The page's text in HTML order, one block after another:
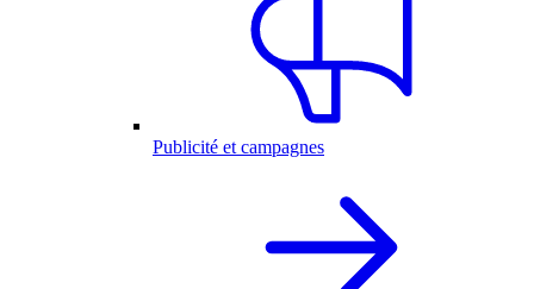
Publicité et campagnes